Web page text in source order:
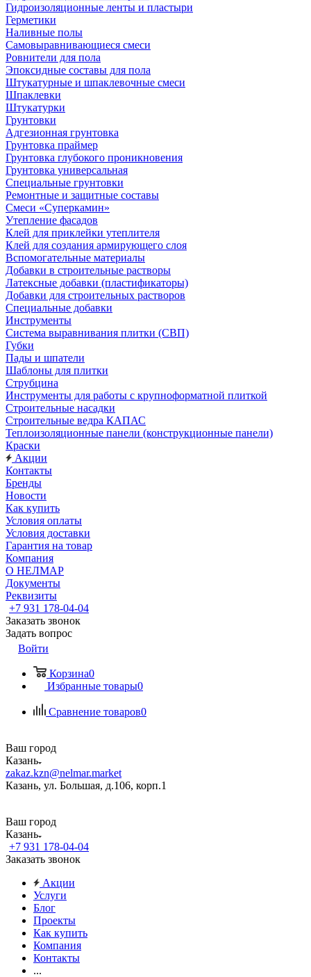
Гидроизоляционные ленты и пластыри
Герметики
Наливные полы
Самовыравнивающиеся смеси
Ровнители для пола
Эпоксидные составы для пола
Штукатурные и шпаклевочные смеси
Шпаклевки
Штукатурки
Грунтовки
Адгезионная грунтовка
Грунтовка праймер
Грунтовка глубокого проникновения
Грунтовка универсальная
Специальные грунтовки
Ремонтные и защитные составы
Смеси «Суперкамин»
Утепление фасадов
Клей для приклейки утеплителя
Клей для создания армирующего слоя
Вспомогательные материалы
Добавки в строительные растворы
Латексные добавки (пластификаторы)
Добавки для строительных растворов
Специальные добавки
Инструменты
Система выравнивания плитки (СВП)
Губки
Пады и шпатели
Шаблоны для плитки
Струбцина
Инструменты для работы с крупноформатной плиткой
Строительные насадки
Строительные ведра КАПАС
Теплоизоляционные панели (конструкционные панели)
Краски
Акции
Контакты
Бренды
Новости
Как купить
Условия оплаты
Условия доставки
Гарантия на товар
Компания
О НЕЛМАР
Документы
Реквизиты
+7 931 178-04-04
Заказать звонок
Задать вопрос
Войти
Корзина0
Избранные товары0
Сравнение товаров0
Ваш город
Казань
zakaz.kzn@nelmar.market
Казань, ул. Большая, д.106, корп.1
Ваш город
Казань
+7 931 178-04-04
Заказать звонок
Акции
Услуги
Блог
Проекты
Как купить
Компания
Контакты
...